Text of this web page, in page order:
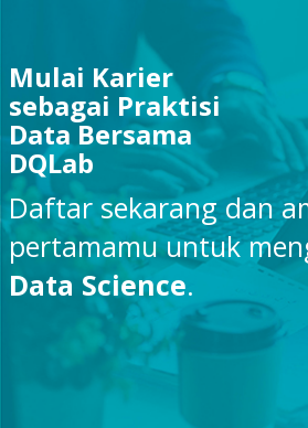
Mulai Karier
sebagai Praktisi
Data Bersama
DQLab
Daftar sekarang dan
pertamamu untuk
Data Science.